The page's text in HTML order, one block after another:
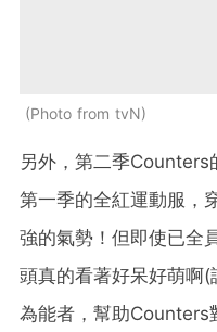
Photo from tvN
另外，第二季Counters
第一季的全紅運動服，
強的氣勢！但即使已全
頭真的看著好呆好萌啊
為能者，幫助Counters